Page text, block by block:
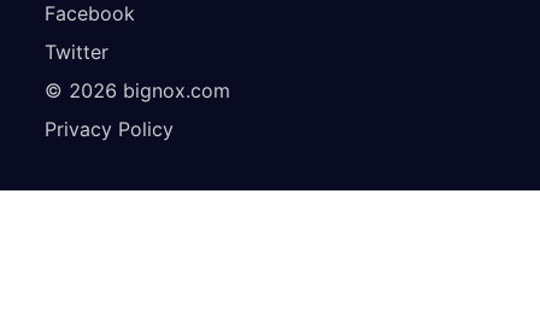
Facebook
Twitter
© 2026 bignox.com
Privacy Policy